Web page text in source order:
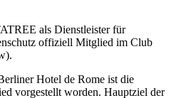
als Dienstleister für
offiziell Mitglied im Club
Hotel de Rome ist die
vorgestellt worden. Hauptziel der